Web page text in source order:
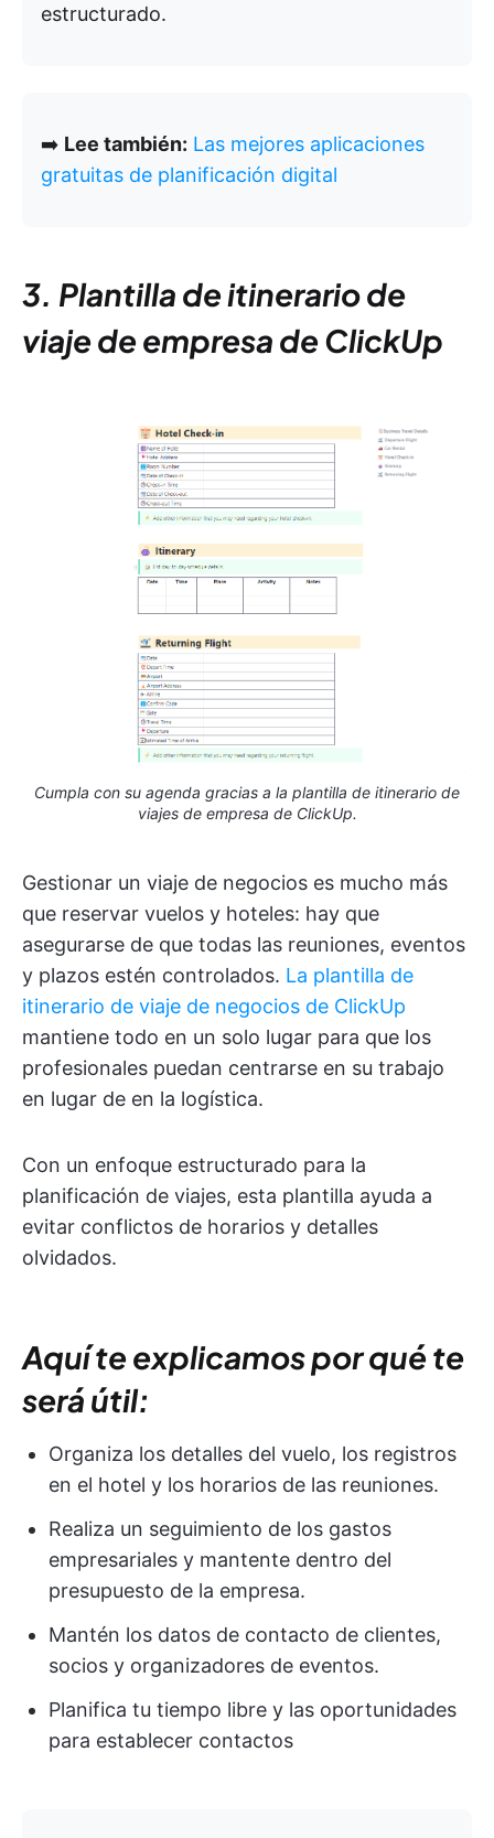
estructurado.
➡️ Lee también: Las mejores aplicaciones
gratuitas de planificación digital
3. Plantilla de itinerario de
viaje de empresa de ClickUp
Cumpla con su agenda gracias a la plantilla de itinerario de
viajes de empresa de ClickUp.
Gestionar un viaje de negocios es mucho más
que reservar vuelos y hoteles: hay que
asegurarse de que todas las reuniones, eventos
y plazos estén controlados. La plantilla de
itinerario de viaje de negocios de ClickUp
mantiene todo en un solo lugar para que los
profesionales puedan centrarse en su trabajo
en lugar de en la logística.
Con un enfoque estructurado para la
planificación de viajes, esta plantilla ayuda a
evitar conflictos de horarios y detalles
olvidados.
Aquí te explicamos por qué te
será útil:
Organiza los detalles del vuelo, los registros
en el hotel y los horarios de las reuniones.
Realiza un seguimiento de los gastos
empresariales y mantente dentro del
presupuesto de la empresa.
Mantén los datos de contacto de clientes,
socios y organizadores de eventos.
Planifica tu tiempo libre y las oportunidades
para establecer contactos